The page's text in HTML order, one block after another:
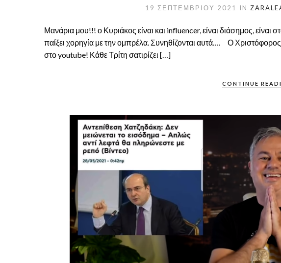
19 ΣΕΠΤΕΜΒΡΊΟΥ 2021 IN
Μανάρια μου!!! ο Κυριάκος είναι και influencer, είναι διάσημος, είναι
παίξει χορηγία με την ομπρέλα. Συνηθίζονται αυτά…. Ο
στο youtube! Κάθε Τρίτη σατιρίζει […]
CONTINUE